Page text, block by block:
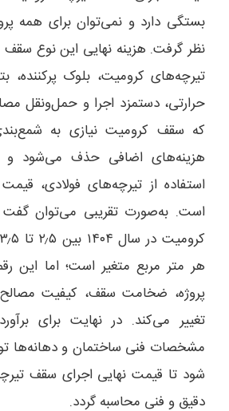
بستگی دارد و نمی‌توان برای همه
نظر گرفت. هزینه نهایی این نوع
تیرچه‌های کرومیت، بلوک پرکننده،
حرارتی، دستمزد اجرا و حمل‌ونقل
که سقف کرومیت نیازی به
هزینه‌های اضافی حذف می‌شود
استفاده از تیرچه‌های فولادی،
است. به‌صورت تقریبی می‌توان
هر متر مربع متغیر است؛ اما این
پروژه، ضخامت سقف، کیفیت
تغییر می‌کند. در نهایت برای
مشخصات فنی ساختمان و دهانه‌ها
شود تا قیمت نهایی اجرای سقف
دقیق و فنی محاسبه گردد.